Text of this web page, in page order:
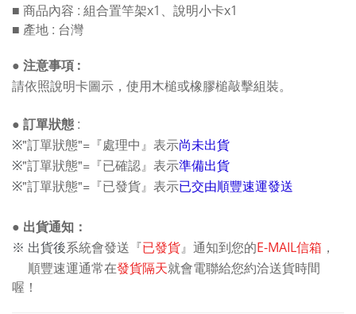
■ 商品內容 : 組合置竿架x1 、說明小卡x1
■ 產地 : 台灣
● 注意事項 :
請依照說明卡圖示，使用木槌或橡膠槌敲擊組裝。
● 訂單狀態 :
※"訂單狀態"=『處理中』表示尚未出貨
※"訂單狀態"=『已確認』 表示準備出貨
※"訂單狀態"=『已發貨』表示已交由順豐速運發送
● 出貨通知：
※ 出貨後系統會發送 『已發貨』通知到您的E-MAIL信箱 ，
順豐速運通常在發貨隔天就會電聯給您約洽送貨時間
喔！